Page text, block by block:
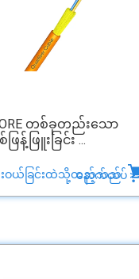
တစ်ခုတည်းသော
ဖြန့်ဖြူးခြင်း ...
းဝယ်ခြင်းထဲသို့ထည့်သည်
နောက်ထပ်